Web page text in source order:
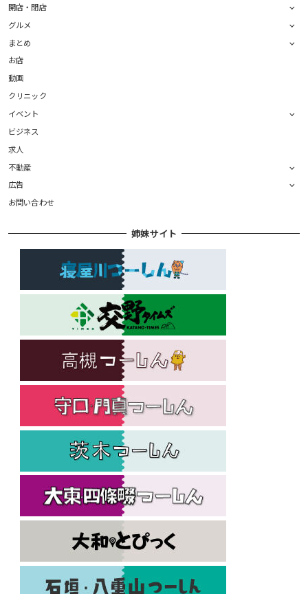
開店・閉店
グルメ
まとめ
お店
動画
クリニック
イベント
ビジネス
求人
不動産
広告
お問い合わせ
姉妹サイト